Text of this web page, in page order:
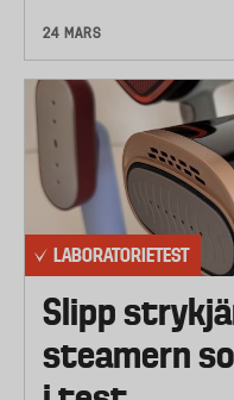
24 MARS
LABORATORIETEST
Slipp
steamern